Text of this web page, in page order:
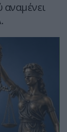
αναμένει